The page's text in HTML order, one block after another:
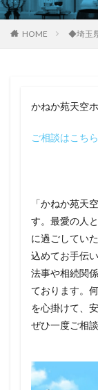
HOME ◆埼玉
かねか苑天空
ご相談はこち
「かねか苑天
す。最愛の人
に過ごしてい
込めてお手伝
法事や相続関
ております。
を心掛けて、
ぜひ一度ご相